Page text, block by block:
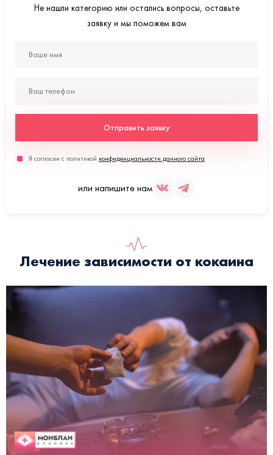
Не нашли категорию или остались вопросы, оставьте
заявку и мы поможем вам
Отправить заявку
Я согласен с политикой конфиденциальности данного сайта
или напишите нам
Лечение зависимости от кокаина